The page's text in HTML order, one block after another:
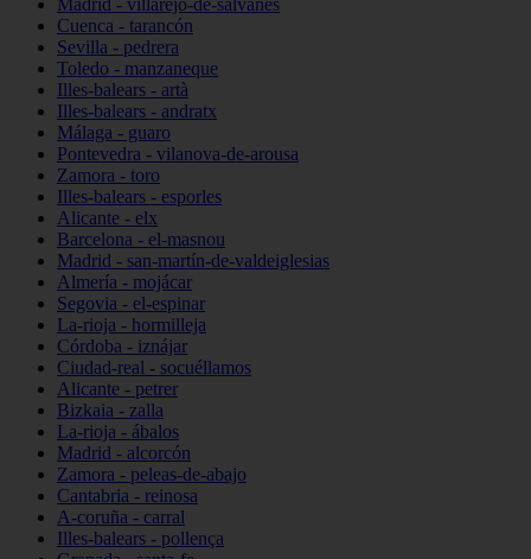
Madrid - villarejo-de-salvanés
Cuenca - tarancón
Sevilla - pedrera
Toledo - manzaneque
Illes-balears - artà
Illes-balears - andratx
Málaga - guaro
Pontevedra - vilanova-de-arousa
Zamora - toro
Illes-balears - esporles
Alicante - elx
Barcelona - el-masnou
Madrid - san-martín-de-valdeiglesias
Almería - mojácar
Segovia - el-espinar
La-rioja - hormilleja
Córdoba - iznájar
Ciudad-real - socuéllamos
Alicante - petrer
Bizkaia - zalla
La-rioja - ábalos
Madrid - alcorcón
Zamora - peleas-de-abajo
Cantabria - reinosa
A-coruña - carral
Illes-balears - pollença